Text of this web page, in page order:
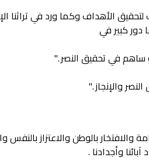
الأهداف وكما ورد في تراثنا
دور كبير في
ساهم في تحقيق النصر ."
والإنجاز ."
والافتخار بالوطن والاعتزاز
وأجدادنا .